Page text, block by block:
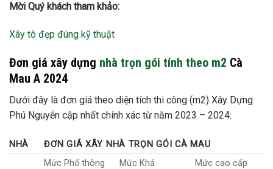
Mời Quý khách tham khảo:
Xây tô đẹp đúng kỹ thuật
Đơn giá xây dựng nhà trọn gói tính theo m2 Cà
Mau A 2024
Dưới đây là đơn giá theo diện tích thi công (m2) Xây Dựng
Phú Nguyễn cập nhất chính xác từ năm 2023 – 2024:
NHÀ
ĐƠN GIÁ XÂY NHÀ TRỌN GÓI CÀ MAU
Mức Phổ thông
Mức Khá
Mức cao cấp